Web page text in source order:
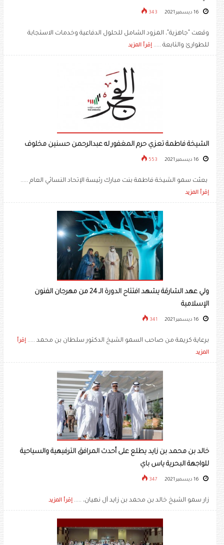
343
وقعت "جاهزية"، المزود الشامل للحلول الدفاعية وخدمات الاستجابة
للطوارئ والتابعة ..... إقرأ المزيد
الشيخة فاطمة تعزي حرم المغفور له عبدالرحمن حسنين مخلوف
553
بعثت سمو الشيخة فاطمة بنت مبارك رئيسة الإتحاد النسائي العام .....
إقرأ المزيد
ولي عهد الشارقة يشهد افتتاح الدورة الـ 24 من مهرجان الفنون
الإسلامية
341
برعاية كريمة من صاحب السمو الشيخ الدكتور سلطان بن محمد ..... إقرأ
المزيد
خالد بن محمد بن زايد يطلع على أحدث المرافق الترفيهية والسياحية
للواجهة البحرية ياس باي
347
زار سمو الشيخ خالد بن محمد بن زايد آل نهيان، ..... إقرأ المزيد